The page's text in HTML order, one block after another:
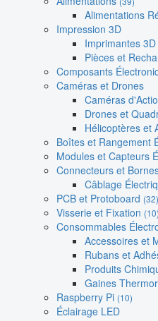
Alimentations
Impression 3D
Imprimantes 3D
Pièces et
Composants
Caméras et Drones
Caméras
Drones et
Hélicoptères et
Boîtes et Rangement
Modules et Capteurs
Connecteurs et
Câblage
PCB et Protoboard (32)
Visserie et Fixation (10)
Consommables
Accessoires et
Rubans et
Produits
Gaines
Raspberry Pi (10)
Éclairage LED